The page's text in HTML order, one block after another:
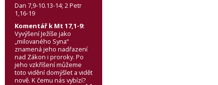
Dan 7,9-10.13-14; 2 Petr
1,16-19
Komentář k Mt 17,1-9:
Vyvýšení Ježíše jako
„milovaného Syna“
znamená jeho nadřazení
nad Zákon i proroky. Po
jeho vzkříšení můžeme
toto vidění domýšlet a vidět
nově. K čemu nás vybízí?